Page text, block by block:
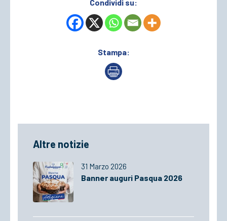
Condividi su:
Stampa:
Altre notizie
31 Marzo 2026
Banner auguri Pasqua 2026